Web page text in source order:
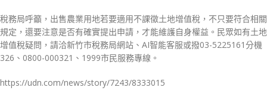
稅務局呼籲，出售農業用地若要適用不課徵土地增值稅，不只要符合相關
規定，還要注意是否有確實提出申請，才能維護自身權益。民眾如有土地
增值稅疑問，請洽新竹市稅務局網站、AI智能客服或撥03-5225161分機
326、0800-000321、1999市民服務專線。
https://udn.com/news/story/7243/8333015